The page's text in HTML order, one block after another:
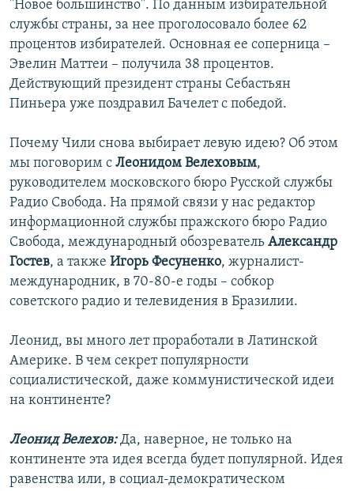
"Новое большинство". По данным избирательной
службы страны, за нее проголосовало более 62
процентов избирателей. Основная ее соперница –
Эвелин Маттеи – получила 38 процентов.
Действующий президент страны Себастьян
Пиньера уже поздравил Бачелет с победой.
Почему Чили снова выбирает левую идею? Об этом
мы поговорим с Леонидом Велеховым,
руководителем московского бюро Русской службы
Радио Свобода. На прямой связи у нас редактор
информационной службы пражского бюро Радио
Свобода, международный обозреватель Александр
Гостев, а также Игорь Фесуненко, журналист-
международник, в 70-80-е годы – собкор
советского радио и телевидения в Бразилии.
Леонид, вы много лет проработали в Латинской
Америке. В чем секрет популярности
социалистической, даже коммунистической идеи
на континенте?
Леонид Велехов:Да, наверное, не только на
континенте эта идея всегда будет популярной. Идея
равенства или, в социал-демократическом